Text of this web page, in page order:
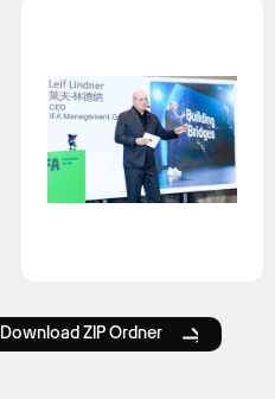
Download ZIP Ordner